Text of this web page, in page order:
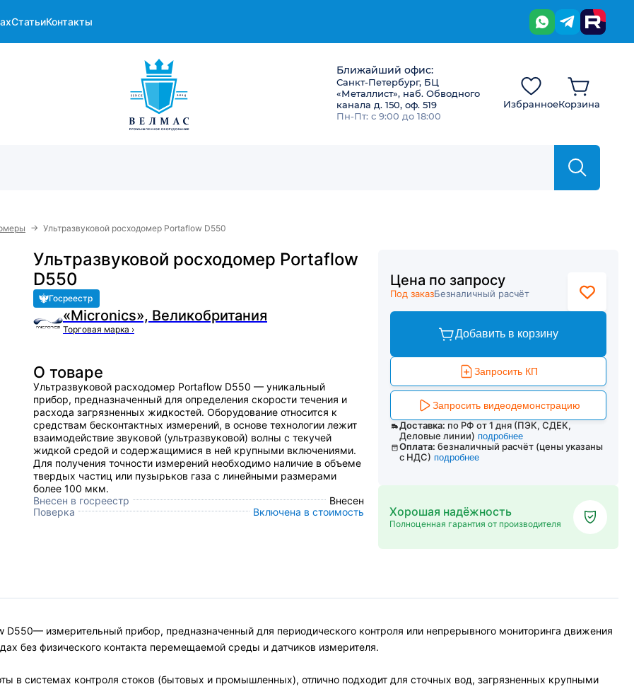
СтатьиКонтакты
Ближайший офис:
Санкт-Петербург, БЦ
«Металлист», наб. Обводного
канала д. 150, оф. 519
Пн-Пт: с 9:00 до 18:00
ИзбранноеКорзина
→ Ультразвуковой росходомер Portaflow D550
Ультразвуковой росходомер Portaflow
D550
Госреестр
«Micronics», Великобритания
Торговая марка ›
О товаре
Ультразвуковой расходомер Portaflow D550 — уникальный
прибор, предназначенный для определения скорости течения и
расхода загрязненных жидкостей. Оборудование относится к
средствам бесконтактных измерений, в основе технологии лежит
взаимодействие звуковой (ультразвуковой) волны с текучей
жидкой средой и содержащимися в ней крупными включениями.
Для получения точности измерений необходимо наличие в объеме
твердых частиц или пузырьков газа с линейными размерами
более 100 мкм.
Внесен в госреестр
Внесен
Поверка
Включена в стоимость
Цена по запросу
Под заказБезналичный расчёт
Добавить в корзину
Запросить КП
Запросить видеодемонстрацию
Доставка: по РФ от 1 дня (ПЭК, СДЕК,
Деловые линии) подробнее
Оплата: безналичный расчёт (цены указаны
с НДС) подробнее
Хорошая надёжность
Полноценная гарантия от производителя
D550— измерительный прибор, предназначенный для периодического контроля или непрерывного мониторинга движения
без физического контакта перемещаемой среды и датчиков измерителя.
в системах контроля стоков (бытовых и промышленных), отлично подходит для сточных вод, загрязненных крупными